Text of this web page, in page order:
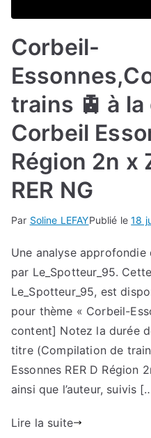
Corbeil-
trains 🚊 à la
Corbeil
Région 2n x
RER NG
Par Soline LEFAYPublié le18
Une analyse approfondie
par Le_Spotteur_95.
Le_Spotteur_95, est
pour thème « Corbeil-
content] Notez la durée
titre (Compilation de
Essonnes RER D Région
ainsi que l’auteur, suivis
Lire la suite